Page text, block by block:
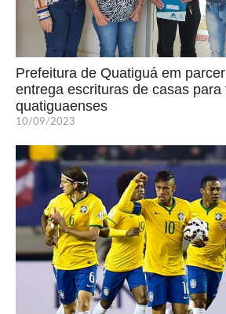
Prefeitura de Quatiguá em
entrega escrituras de casas para
quatiguaenses
10/09/2023